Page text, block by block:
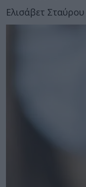
Ελισάβετ Σταύρου